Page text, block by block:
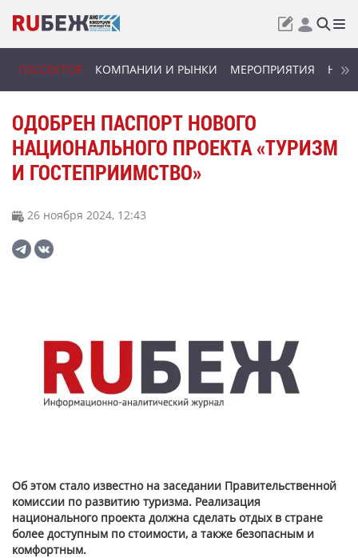
ГОССЕКТОР КОМПАНИИ И РЫНКИ МЕРОПРИЯТИЯ
ОДОБРЕН ПАСПОРТ НОВОГО
НАЦИОНАЛЬНОГО ПРОЕКТА «ТУРИЗМ
И ГОСТЕПРИИМСТВО»
26 ноября 2024, 12:43
Об этом стало известно на заседании Правительственной
комиссии по развитию туризма. Реализация
национального проекта должна сделать отдых в стране
более доступным по стоимости, а также безопасным и
комфортным.